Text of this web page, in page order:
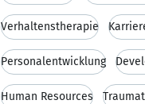
Verhaltenstherapie
Personalentwicklung
Human Resources